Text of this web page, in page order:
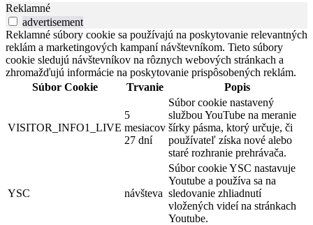
Reklamné
advertisement
Reklamné súbory cookie sa používajú na poskytovanie relevantných
reklám a marketingových kampaní návštevníkom. Tieto súbory
cookie sledujú návštevníkov na rôznych webových stránkach a
zhromažďujú informácie na poskytovanie prispôsobených reklám.
Súbor Cookie
Trvanie Popis
VISITOR_INFO1_LIVE
5
mesiacov
27 dní
Súbor cookie nastavený
službou YouTube na meranie
šírky pásma, ktorý určuje, či
používateľ získa nové alebo
staré rozhranie prehrávača.
YSC návšteva
Súbor cookie YSC nastavuje
Youtube a používa sa na
sledovanie zhliadnutí
vložených videí na stránkach
Youtube.